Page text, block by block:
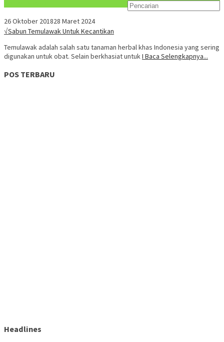
26 Oktober 201828 Maret 2024
√Sabun Temulawak Untuk Kecantikan
Temulawak adalah salah satu tanaman herbal khas Indonesia yang sering
digunakan untuk obat. Selain berkhasiat untukI Baca Selengkapnya...
POS TERBARU
Headlines